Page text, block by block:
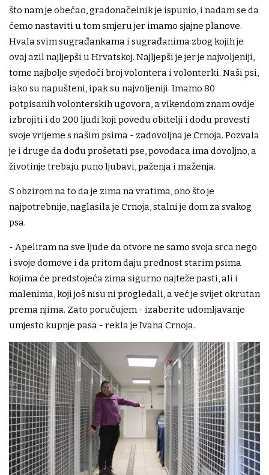
što nam je obećao, gradonačelnik je ispunio, i nadam se da
ćemo nastaviti u tom smjeru jer imamo sjajne planove.
Hvala svim sugrađankama i sugrađanima zbog kojih je
ovaj azil najljepši u Hrvatskoj. Najljepši je jer je najvoljeniji,
tome najbolje svjedoči broj volontera i volonterki. Naši psi,
iako su napušteni, ipak su najvoljeniji. Imamo 80
potpisanih volonterskih ugovora, a vikendom znam ovdje
izbrojiti i do 200 ljudi koji povedu obitelji i dođu provesti
svoje vrijeme s našim psima - zadovoljna je Crnoja. Pozvala
je i druge da dođu prošetati pse, povodaca ima dovoljno, a
životinje trebaju puno ljubavi, paženja i maženja.
S obzirom na to da je zima na vratima, ono što je
najpotrebnije, naglasila je Crnoja, stalni je dom za svakog
psa.
- Apeliram na sve ljude da otvore ne samo svoja srca nego
i svoje domove i da pritom daju prednost starim psima
kojima će predstojeća zima sigurno najteže pasti, ali i
malenima, koji još nisu ni progledali, a već je svijet okrutan
prema njima. Zato poručujem - izaberite udomljavanje
umjesto kupnje pasa - rekla je Ivana Crnoja.